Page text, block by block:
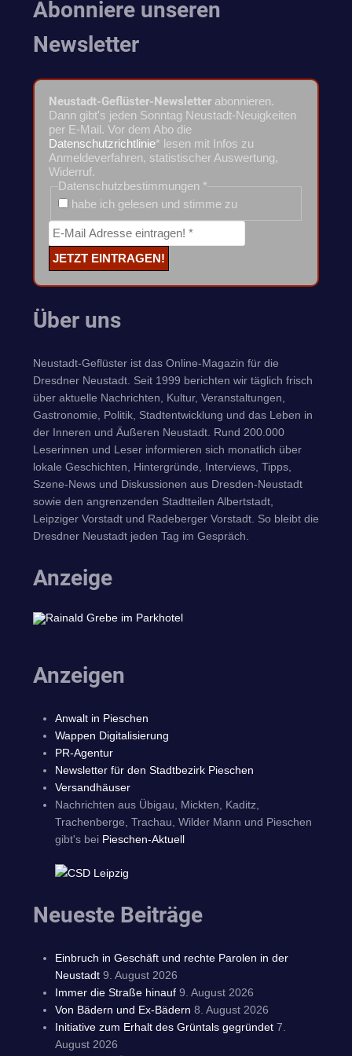
Abonniere unseren
Newsletter
Neustadt-Geflüster-Newsletter abonnieren.
Dann gibt's jeden Sonntag Neustadt-Neuigkeiten
per E-Mail. Vor dem Abo die
Datenschutzrichtlinie* lesen mit Infos zu
Anmeldeverfahren, statistischer Auswertung,
Widerruf.
Datenschutzbestimmungen *
habe ich gelesen und stimme zu
Über uns
Neustadt-Geflüster ist das Online-Magazin für die
Dresdner Neustadt. Seit 1999 berichten wir täglich frisch
über aktuelle Nachrichten, Kultur, Veranstaltungen,
Gastronomie, Politik, Stadtentwicklung und das Leben in
der Inneren und Äußeren Neustadt. Rund 200.000
Leserinnen und Leser informieren sich monatlich über
lokale Geschichten, Hintergründe, Interviews, Tipps,
Szene-News und Diskussionen aus Dresden-Neustadt
sowie den angrenzenden Stadtteilen Albertstadt,
Leipziger Vorstadt und Radeberger Vorstadt. So bleibt die
Dresdner Neustadt jeden Tag im Gespräch.
Anzeige
Anzeigen
Anwalt in Pieschen
Wappen Digitalisierung
PR-Agentur
Newsletter für den Stadtbezirk Pieschen
Versandhäuser
Nachrichten aus Übigau, Mickten, Kaditz,
Trachenberge, Trachau, Wilder Mann und Pieschen
gibt's bei Pieschen-Aktuell
Neueste Beiträge
Einbruch in Geschäft und rechte Parolen in der
Neustadt 9. August 2026
Immer die Straße hinauf 9. August 2026
Von Bädern und Ex-Bädern 8. August 2026
Initiative zum Erhalt des Grüntals gegründet 7.
August 2026